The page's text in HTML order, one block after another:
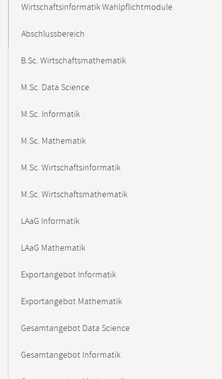
Wirtschaftsinformatik Wahlpflichtmodule
Abschlussbereich
B.Sc. Wirtschaftsmathematik
M.Sc. Data Science
M.Sc. Informatik
M.Sc. Mathematik
M.Sc. Wirtschaftsinformatik
M.Sc. Wirtschaftsmathematik
LAaG Informatik
LAaG Mathematik
Exportangebot Informatik
Exportangebot Mathematik
Gesamtangebot Data Science
Gesamtangebot Informatik